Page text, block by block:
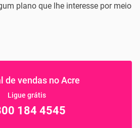
plano que lhe interesse por meio
de vendas no Acre
Ligue grátis
184 4545